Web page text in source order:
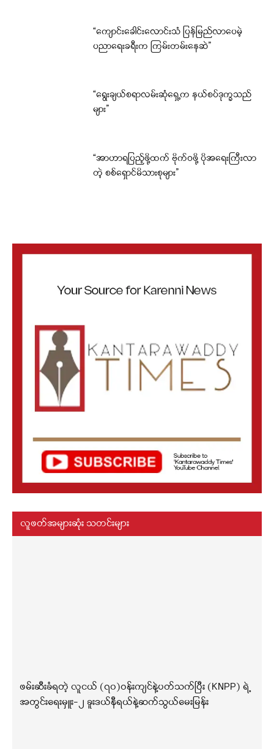
“ကျောင်းခေါင်းလောင်းသံ ပြန်မြည်လာပေမဲ့
ပညာရေးခရီးက ကြမ်းတမ်းနေဆဲ”
“ရွေးချယ်စရာလမ်းဆုံရှေ့က နယ်စပ်ဒုက္ခသည်
များ”
“အာဟာရပြည့်ဖို့ထက် ဗိုက်ဝဖို့ ပိုအရေးကြီးလာ
တဲ့ စစ်ရှောင်မိသားစုများ”
လူဖတ်အများဆုံး သတင်းများ
ဖမ်းဆီးခံရတဲ့ လူငယ် (၇၀)ဝန်းကျင်နဲ့ပတ်သက်ပြီး (KNPP) ရဲ့
အတွင်းရေးမှူး-၂ ခူးဒယ်နီရယ်နဲ့ဆက်သွယ်မေးမြန်း